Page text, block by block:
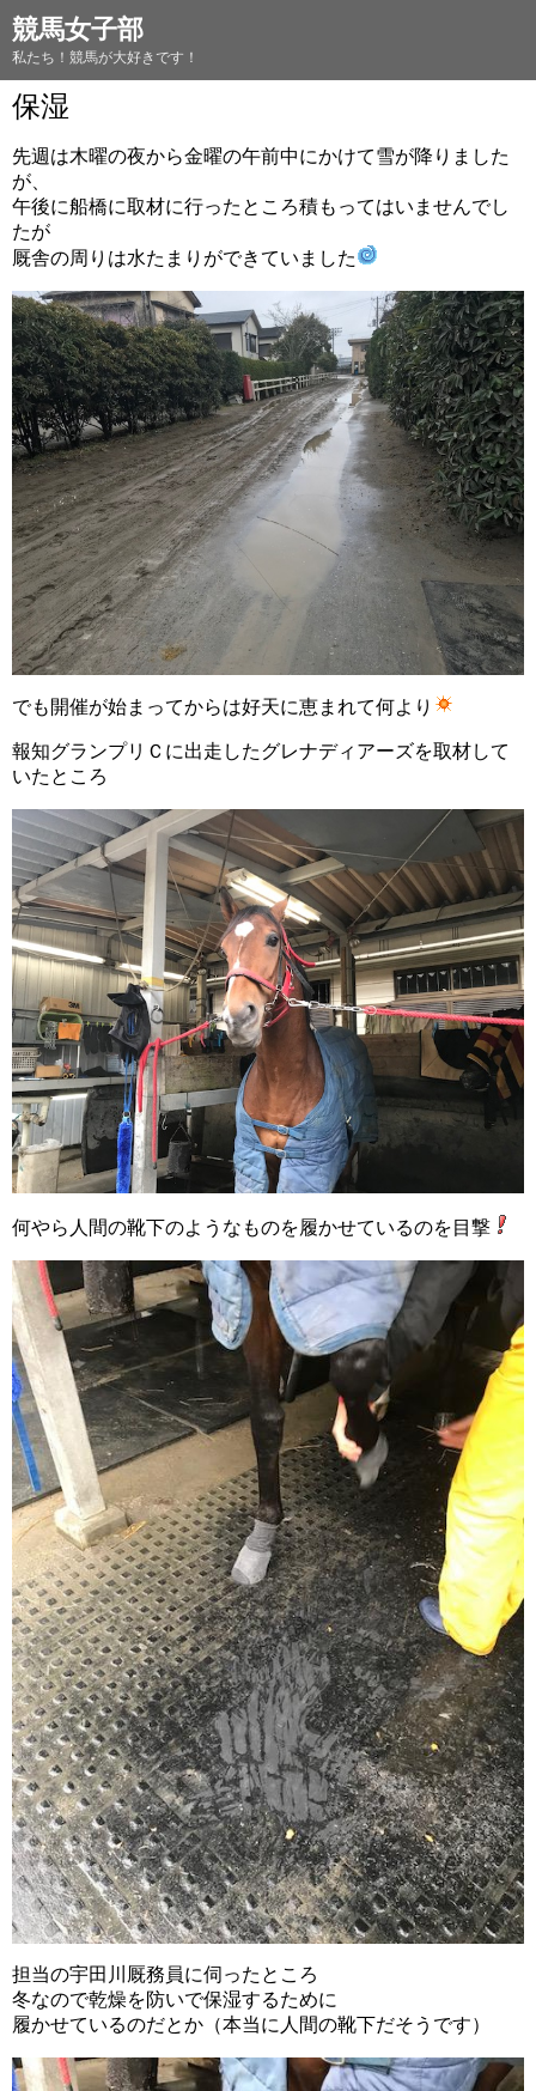
競馬女子部
私たち！競馬が大好きです！
保湿
先週は木曜の夜から金曜の午前中にかけて雪が降りました
が、
午後に船橋に取材に行ったところ積もってはいませんでし
たが
厩舎の周りは水たまりができていました
でも開催が始まってからは好天に恵まれて何より
報知グランプリＣに出走したグレナディアーズを取材して
いたところ
何やら人間の靴下のようなものを履かせているのを目撃
担当の宇田川厩務員に伺ったところ
冬なので乾燥を防いで保湿するために
履かせているのだとか（本当に人間の靴下だそうです）